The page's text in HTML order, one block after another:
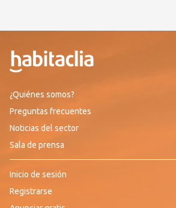
¿Quiénes somos?
Preguntas frecuentes
Noticias del sector
Sala de prensa
Inicio de sesión
Registrarse